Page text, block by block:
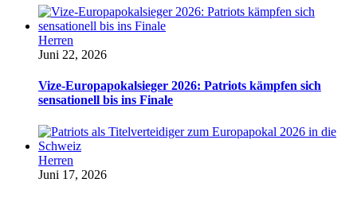
Herren
Juni 22, 2026
Vize-Europapokalsieger 2026: Patriots kämpfen sich
sensationell bis ins Finale
Herren
Juni 17, 2026